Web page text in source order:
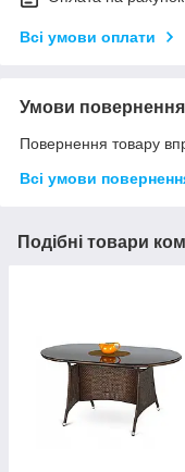
Всі умови оплати
Умови повернення
Повернення товару
Всі умови
Подібні товари